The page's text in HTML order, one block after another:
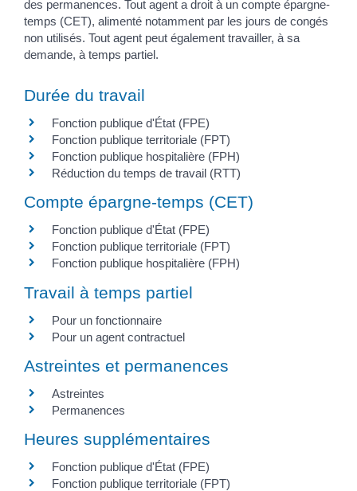
des permanences. Tout agent a droit à un compte épargne-
temps (CET), alimenté notamment par les jours de congés
non utilisés. Tout agent peut également travailler, à sa
demande, à temps partiel.
Durée du travail
Fonction publique d'État (FPE)
Fonction publique territoriale (FPT)
Fonction publique hospitalière (FPH)
Réduction du temps de travail (RTT)
Compte épargne-temps (CET)
Fonction publique d'État (FPE)
Fonction publique territoriale (FPT)
Fonction publique hospitalière (FPH)
Travail à temps partiel
Pour un fonctionnaire
Pour un agent contractuel
Astreintes et permanences
Astreintes
Permanences
Heures supplémentaires
Fonction publique d'État (FPE)
Fonction publique territoriale (FPT)